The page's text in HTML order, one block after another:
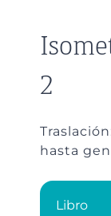
2
hasta
Libro